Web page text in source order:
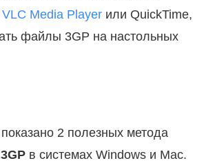
VLC Media Player или QuickTime,
файлы 3GP на настольных
2 полезных метода
в системах Windows и Mac.